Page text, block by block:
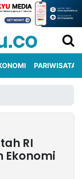
PARIWISATA
RI
Ekonomi